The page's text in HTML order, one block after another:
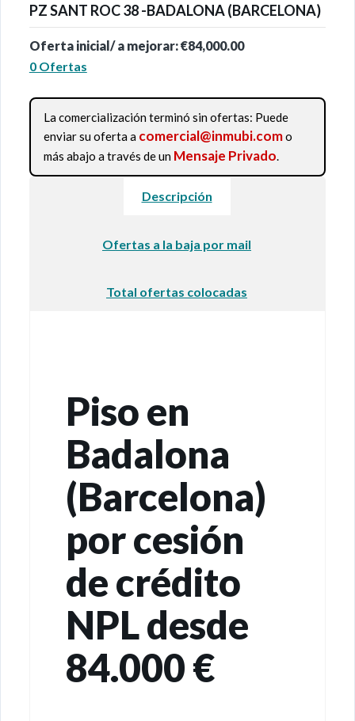
PZ SANT ROC 38 -BADALONA (BARCELONA)
Oferta inicial/ a mejorar: €84,000.00
0 Ofertas
La comercialización terminó sin ofertas: Puede
enviar su oferta a comercial@inmubi.como
más abajo a través de un Mensaje Privado.
Descripción
Ofertas a la baja por mail
Total ofertas colocadas
Piso en
Badalona
(Barcelona)
por cesión
de crédito
NPL desde
84.000 €